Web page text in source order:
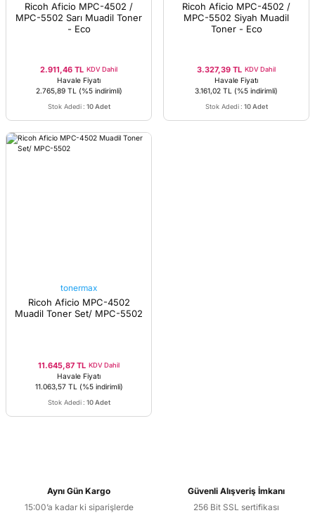
Ricoh Aficio MPC-4502 /
MPC-5502 Sarı Muadil Toner
- Eco
2.911,46 TL KDV Dahil
Havale Fiyatı
2.765,89 TL
(%5 indirimli)
Stok Adedi : 10 Adet
Ricoh Aficio MPC-4502 /
MPC-5502 Siyah Muadil
Toner - Eco
3.327,39 TL KDV Dahil
Havale Fiyatı
3.161,02 TL (%5 indirimli)
Stok Adedi : 10 Adet
tonermax
Ricoh Aficio MPC-4502
Muadil Toner Set/ MPC-5502
11.645,87 TL KDV Dahil
Havale Fiyatı
11.063,57 TL
(%5 indirimli)
Stok Adedi : 10 Adet
Aynı Gün Kargo
15:00’a kadar ki siparişlerde
Güvenli Alışveriş İmkanı
256 Bit SSL sertifikası